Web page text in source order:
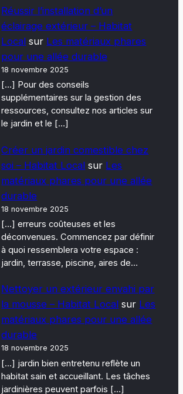
Réussir l’installation d’un
éclairage extérieur – Habitat
Local sur Les matériaux phares
pour une allée durable
18 novembre 2025
[…] Pour des conseils
supplémentaires sur la gestion des
ressources, consultez nos articles sur
le jardin et le […]
Créer un jardin comestible chez
soi – Habitat Local sur Les
matériaux phares pour une allée
durable
18 novembre 2025
[…] erreurs coûteuses et les
déconvenues. Commencez par définir
à quoi ressemblera votre espace :
jardin, terrasse, piscine, aires de…
Nettoyer un extérieur envahi par
la mousse – Habitat Local sur Les
matériaux phares pour une allée
durable
18 novembre 2025
[…] jardin bien entretenu reflète un
habitat sain et accueillant. Les tâches
jardinières peuvent parfois […]